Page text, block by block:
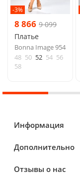
-3%
8 866 9 099
Платье
Bonna Image 954
48 50 52 54 56
58
Информация
Дополнительно
Отзывы о нас